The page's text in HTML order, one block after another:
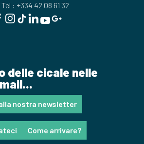
Tel : +334 42 08 61 32
delle cicale nelle
nostra newsletter
Come arrivare?